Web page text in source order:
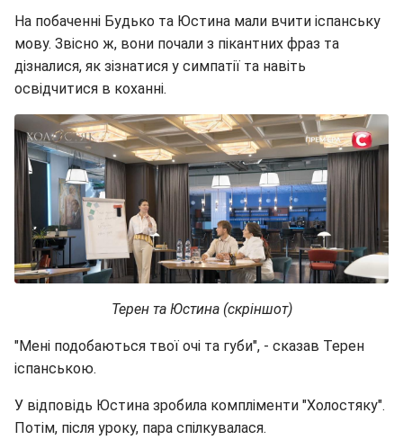
На побаченні Будько та Юстина мали вчити іспанську
мову. Звісно ж, вони почали з пікантних фраз та
дізналися, як зізнатися у симпатії та навіть
освідчитися в коханні.
Терен та Юстина (скріншот)
"Мені подобаються твої очі та губи", - сказав Терен
іспанською.
У відповідь Юстина зробила компліменти "Холостяку".
Потім, після уроку, пара спілкувалася.